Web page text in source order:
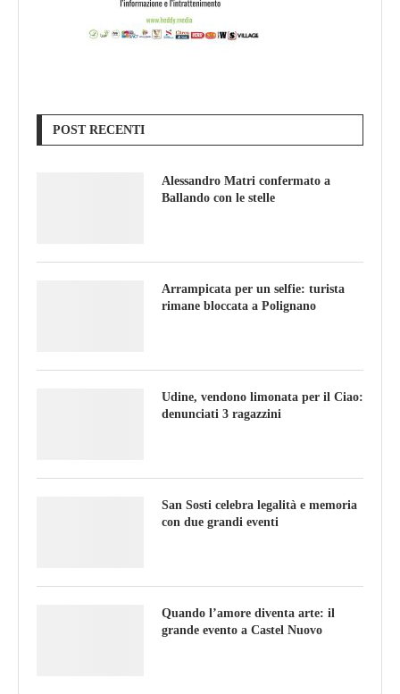
POST RECENTI
Alessandro Matri confermato a
Ballando con le stelle
Arrampicata per un selfie: turista
rimane bloccata a Polignano
Udine, vendono limonata per il Ciao:
denunciati 3 ragazzini
San Sosti celebra legalità e memoria
con due grandi eventi
Quando l’amore diventa arte: il
grande evento a Castel Nuovo